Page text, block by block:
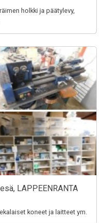
holkki ja päätylevy,
LAPPEENRANTA
koneet ja laitteet ym.